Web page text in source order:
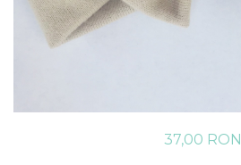
37,00 RON